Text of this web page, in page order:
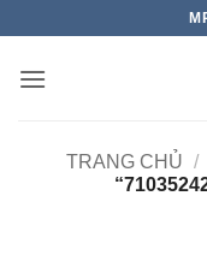
nội
TRANG CHỦ /